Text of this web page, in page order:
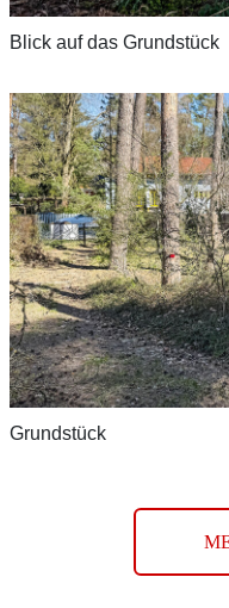
Blick auf das Grundstück
Grundstück